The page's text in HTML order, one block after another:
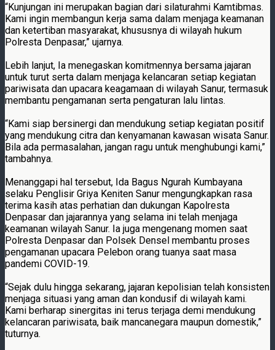
“Kunjungan ini merupakan bagian dari silaturahmi Kamtibmas.
Kami ingin membangun kerja sama dalam menjaga keamanan
dan ketertiban masyarakat, khususnya di wilayah hukum
Polresta Denpasar,” ujarnya.
Lebih lanjut, Ia menegaskan komitmennya bersama jajaran
untuk turut serta dalam menjaga kelancaran setiap kegiatan
pariwisata dan upacara keagamaan di wilayah Sanur, termasuk
membantu pengamanan serta pengaturan lalu lintas.
“Kami siap bersinergi dan mendukung setiap kegiatan positif
yang mendukung citra dan kenyamanan kawasan wisata Sanur.
Bila ada permasalahan, jangan ragu untuk menghubungi kami,”
tambahnya.
Menanggapi hal tersebut, Ida Bagus Ngurah Kumbayana
selaku Penglisir Griya Keniten Sanur mengungkapkan rasa
terima kasih atas perhatian dan dukungan Kapolresta
Denpasar dan jajarannya yang selama ini telah menjaga
keamanan wilayah Sanur. Ia juga mengenang momen saat
Polresta Denpasar dan Polsek Densel membantu proses
pengamanan upacara Pelebon orang tuanya saat masa
pandemi COVID-19.
“Sejak dulu hingga sekarang, jajaran kepolisian telah konsisten
menjaga situasi yang aman dan kondusif di wilayah kami.
Kami berharap sinergitas ini terus terjaga demi mendukung
kelancaran pariwisata, baik mancanegara maupun domestik,”
tuturnya.